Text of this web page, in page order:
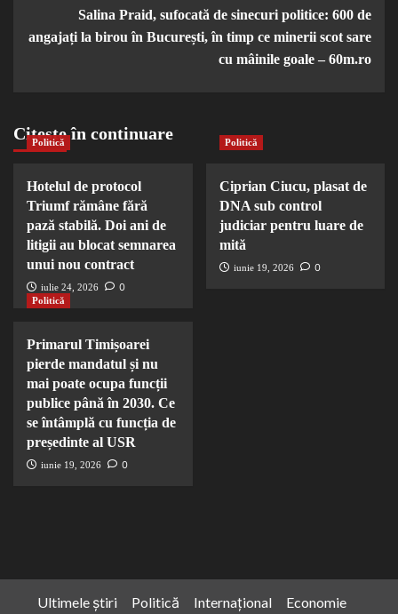
Salina Praid, sufocată de sinecuri politice: 600 de
angajați la birou în București, în timp ce minerii scot sare
cu mâinile goale – 60m.ro
Citește în continuare
Politică
Hotelul de protocol
Triumf rămâne fără
pază stabilă. Doi ani de
litigii au blocat semnarea
unui nou contract
iulie 24, 2026 0
Politică
Ciprian Ciucu, plasat de
DNA sub control
judiciar pentru luare de
mită
iunie 19, 2026 0
Politică
Primarul Timișoarei
pierde mandatul și nu
mai poate ocupa funcții
publice până în 2030. Ce
se întâmplă cu funcția de
președinte al USR
iunie 19, 2026 0
Ultimele știri Politică Internațional Economie